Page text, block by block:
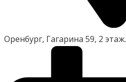
Оренбург, Гагарина 59, 2 этаж.